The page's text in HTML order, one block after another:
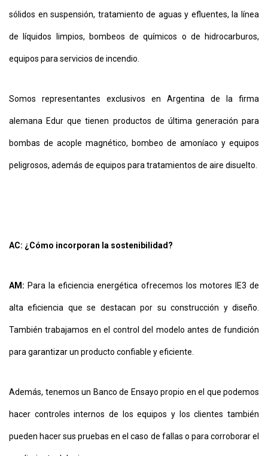
sólidos en suspensión, tratamiento de aguas y efluentes, la línea
de líquidos limpios, bombeos de químicos o de hidrocarburos,
equipos para servicios de incendio.
Somos representantes exclusivos en Argentina de la firma
alemana Edur que tienen productos de última generación para
bombas de acople magnético, bombeo de amoníaco y equipos
peligrosos, además de equipos para tratamientos de aire disuelto.
AC: ¿Cómo incorporan la sostenibilidad?
AM: Para la eficiencia energética ofrecemos los motores IE3 de
alta eficiencia que se destacan por su construcción y diseño.
También trabajamos en el control del modelo antes de fundición
para garantizar un producto confiable y eficiente.
Además, tenemos un Banco de Ensayo propio en el que podemos
hacer controles internos de los equipos y los clientes también
pueden hacer sus pruebas en el caso de fallas o para corroborar el